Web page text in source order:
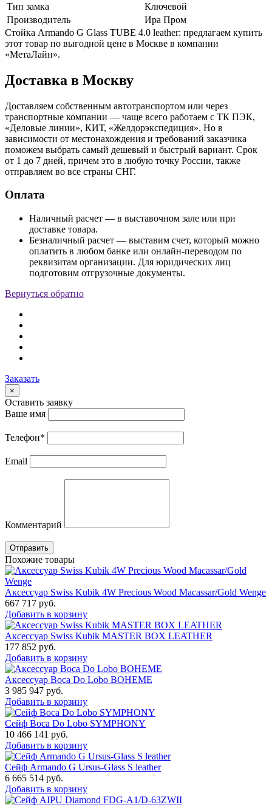
Тип замка
Ключевой
Производитель
Ира Пром
Стойка Armando G Glass TUBE 4.0 leather: предлагаем купить
этот товар по выгодной цене в Москве в компании
«МетаЛайн».
Доставка в Москву
Доставляем собственным автотранспортом или через
транспортные компании — чаще всего работаем с ТК ПЭК,
«Деловые линии», КИТ, «Желдорэкспедиция». Но в
зависимости от местонахождения и требований заказчика
поможем выбрать самый дешевый и быстрый вариант. Срок
от 1 до 7 дней, причем это в любую точку России, также
отправляем во все страны СНГ.
Оплата
Наличный расчет — в выставочном зале или при
доставке товара.
Безналичный расчет — выставим счет, который можно
оплатить в любом банке или онлайн-переводом по
реквизитам организации. Для юридических лиц
подготовим отгрузочные документы.
Вернуться обратно
Заказать
×
Оставить заявку
Ваше имя
Телефон*
Email
Комментарий
Отправить
Похожие товары
Аксессуар Swiss Kubik 4W Precious Wood Macassar/Gold Wenge
667 717 руб.
Добавить в корзину
Аксессуар Swiss Kubik MASTER BOX LEATHER
177 852 руб.
Добавить в корзину
Аксессуар Boca Do Lobo BOHEME
3 985 947 руб.
Добавить в корзину
Сейф Boca Do Lobo SYMPHONY
10 466 141 руб.
Добавить в корзину
Сейф Armando G Ursus-Glass S leather
6 665 514 руб.
Добавить в корзину